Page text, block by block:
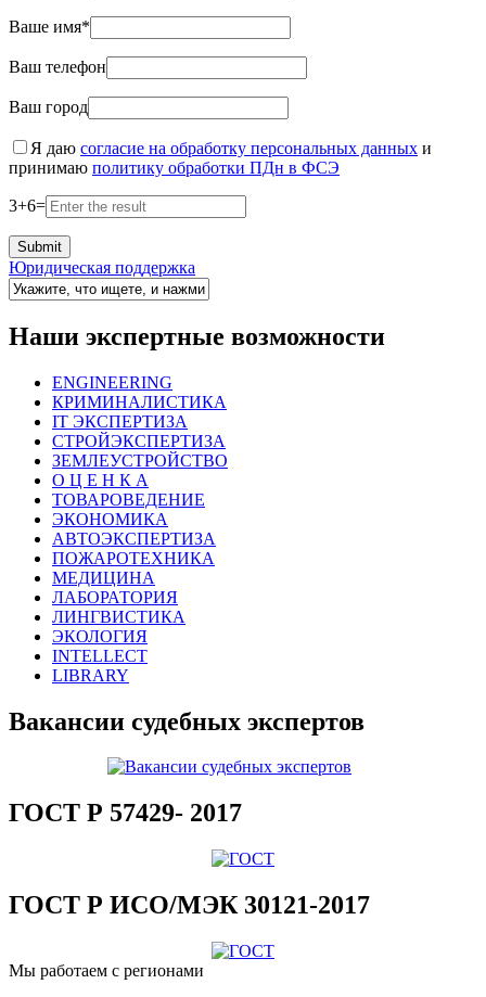
Ваше имя*
Ваш телефон
Ваш город
Я даю согласие на обработку персональных данных и
принимаю политику обработки ПДн в ФСЭ
3+6=
Юридическая поддержка
Наши экспертные возможности
ENGINEERING
КРИМИНАЛИСТИКА
IT ЭКСПЕРТИЗА
СТРОЙЭКСПЕРТИЗА
ЗЕМЛЕУСТРОЙСТВО
О Ц Е Н К А
ТОВАРОВЕДЕНИЕ
ЭКОНОМИКА
АВТОЭКСПЕРТИЗА
ПОЖАРОТЕХНИКА
МЕДИЦИНА
ЛАБОРАТОРИЯ
ЛИНГВИСТИКА
ЭКОЛОГИЯ
INTELLECT
LIBRARY
Вакансии судебных экспертов
ГОСТ Р 57429- 2017
ГОСТ Р ИСО/МЭК 30121-2017
Мы работаем с регионами